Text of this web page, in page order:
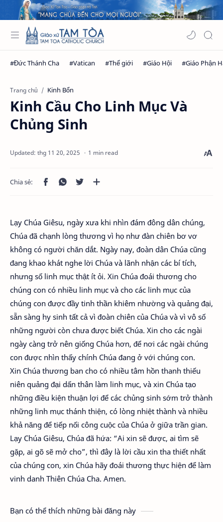
Trang chủ Kinh Bổn
Kinh Cầu Cho Linh Mục Và
Chủng Sinh
1 min read
Lạy Chúa Giêsu, ngày xưa khi nhìn đám đông dân chúng,
Chúa đã chạnh lòng thương vì họ như đàn chiên bơ vơ
không có người chăn dắt. Ngày nay, đoàn dân Chúa cũng
đang khao khát nghe lời Chúa và lãnh nhận các bí tích,
nhưng số linh mục thật ít ỏi. Xin Chúa đoái thương cho
chúng con có nhiều linh mục và cho các linh mục của
chúng con được đầy tinh thần khiêm nhường và quảng đại,
sẵn sàng hy sinh tất cả vì đoàn chiên của Chúa và vì vô số
những người còn chưa được biết Chúa. Xin cho các ngài
ngày càng trở nên giống Chúa hơn, để nơi các ngài chúng
con được nhìn thấy chính Chúa đang ở với chúng con.
Xin Chúa thương ban cho có nhiều tâm hồn thanh thiếu
niên quảng đại dấn thân làm linh mục, và xin Chúa tạo
những điều kiện thuận lợi để các chủng sinh sớm trở thành
những linh mục thánh thiện, có lòng nhiệt thành và nhiều
khả năng để tiếp nối công cuộc của Chúa ở giữa trần gian.
Lạy Chúa Giêsu, Chúa đã hứa: “Ai xin sẽ được, ai tìm sẽ
gặp, ai gõ sẽ mở cho”, thì đây là lời cầu xin tha thiết nhất
của chúng con, xin Chúa hãy đoái thương thực hiện để làm
vinh danh Thiên Chúa Cha. Amen.
Bạn có thể thích những bài đăng này